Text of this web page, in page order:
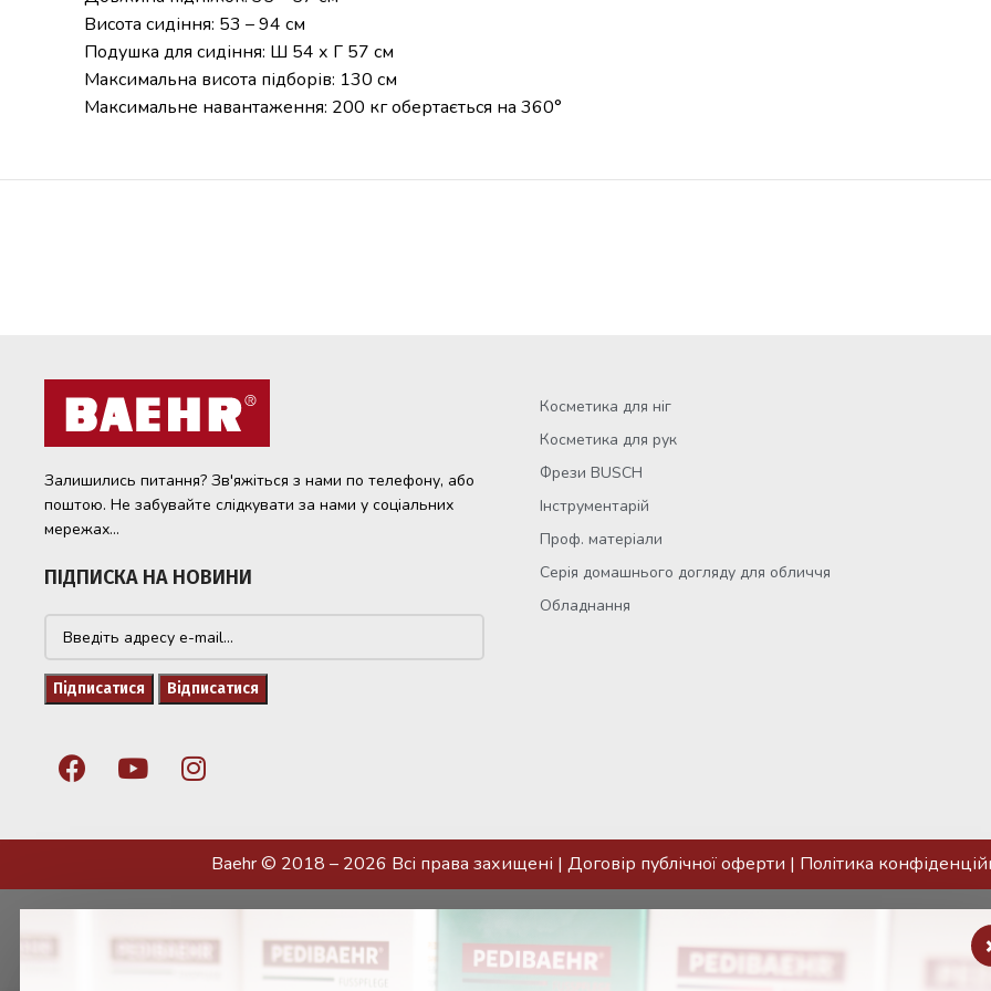
Висота сидіння: 53 – 94 см
Подушка для сидіння: Ш 54 х Г 57 см
Максимальна висота підборів: 130 см
Максимальне навантаження: 200 кг обертається на 360°
Залишились питання? Зв'яжіться з нами по телефону, або
поштою. Не забувайте слідкувати за нами у соціальних
мережах...
ПІДПИСКА НА НОВИНИ
Косметика для ніг
Косметика для рук
Фрези BUSCH
Інструментарій
Проф. матеріали
Серія домашнього догляду для обличчя
Обладнання
Baehr © 2018 – 2026 Всі права захищені | Договір публічної оферти | Політика